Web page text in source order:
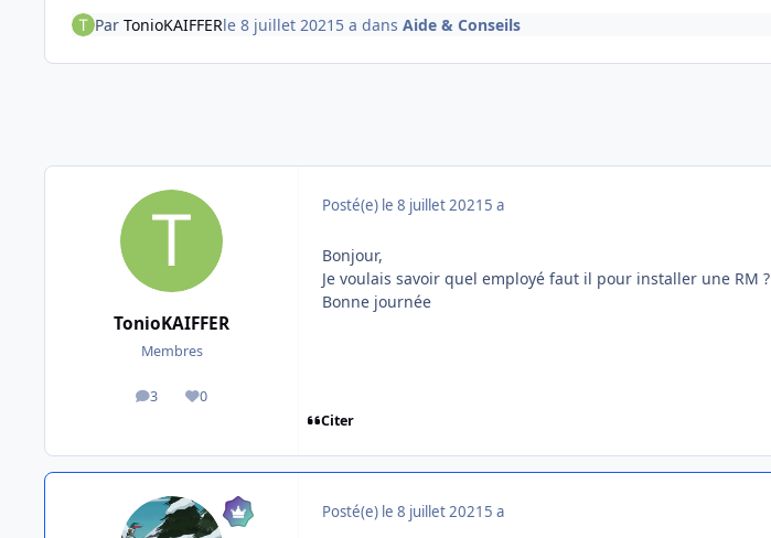
Par TonioKAIFFERle 8 juillet 2021 5 a dans Aide & Conseils
TonioKAIFFER
Membres
3
messages
0
Réputation
Posté(e) le 8 juillet 2021 5 a
Bonjour,
Je voulais savoir quel employé faut il pour installer une RM ?
Bonne journée
Citer
Posté(e) le 8 juillet 2021 5 a